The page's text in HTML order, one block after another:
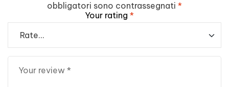
obbligatori sono contrassegnati *
Your rating *